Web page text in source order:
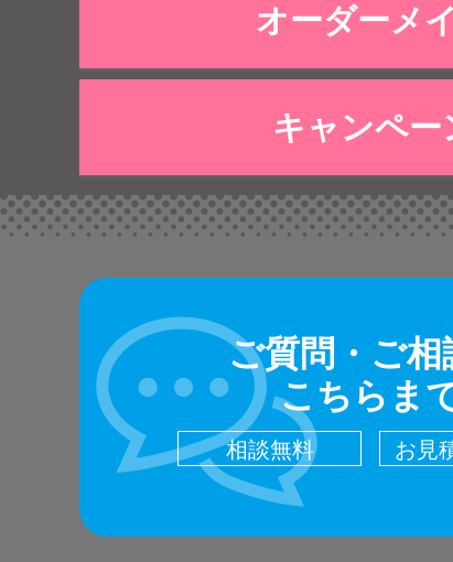
オーダーメ
キャンペー
ご質問・ご相
こちらま
相談無料 お見